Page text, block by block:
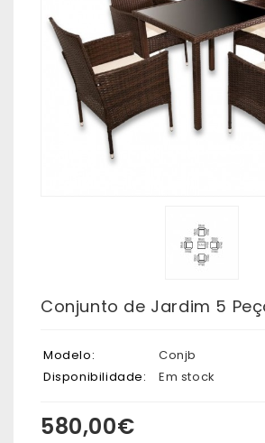
Conjunto de Jardim 5
Modelo:
Conjb
Disponibilidade:
Em stock
580,00€